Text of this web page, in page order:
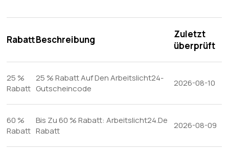
RabattBeschreibung
Zuletzt
überprüft
25 %
Rabatt
25 % Rabatt Auf Den Arbeitslicht24-
Gutscheincode
2026-08-10
60 %
Rabatt
Bis Zu 60 % Rabatt: Arbeitslicht24.De
Rabatt
2026-08-09